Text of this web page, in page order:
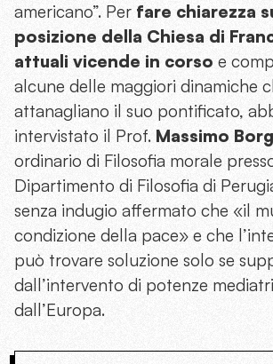
americano”. Per fare chiarezza
posizione della Chiesa di
attuali vicende in corso e
alcune delle maggiori dinamiche
attanagliano il suo pontificato,
intervistato il Prof. Massimo
ordinario di Filosofia morale
Dipartimento di Filosofia di
senza indugio affermato che «il
condizione della pace» e che
può trovare soluzione solo se
dall’intervento di potenze
dall’Europa.